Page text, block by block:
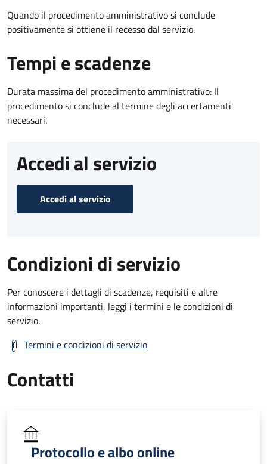
Quando il procedimento amministrativo si conclude
positivamente si ottiene il recesso dal servizio.
Tempi e scadenze
Durata massima del procedimento amministrativo: Il
procedimento si conclude al termine degli accertamenti
necessari.
Accedi al servizio
Accedi al servizio
Condizioni di servizio
Per conoscere i dettagli di scadenze, requisiti e altre
informazioni importanti, leggi i termini e le condizioni di
servizio.
Termini e condizioni di servizio
Contatti
Protocollo e albo online